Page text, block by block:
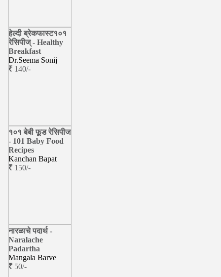
हेल्दी ब्रेकफास्ट१०१
रेसिपीज् - Healthy
Breakfast
Dr.Seema Sonij
140/-
१०१ बेबी फूड रेसिपीज
- 101 Baby Food
Recipes
Kanchan Bapat
150/-
नारळाचे पदार्थ -
Naralache
Padartha
Mangala Barve
50/-